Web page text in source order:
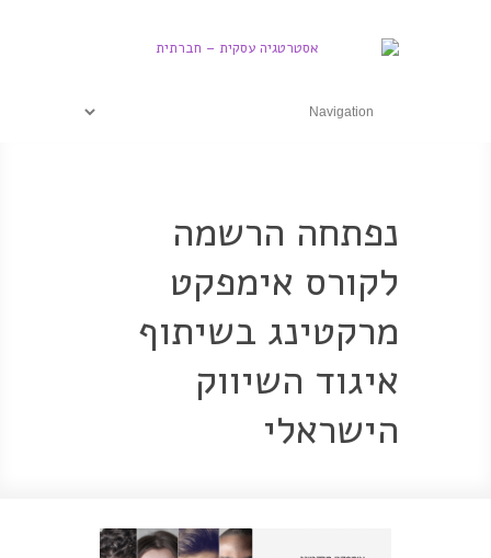
נפתחה הרשמה
לקורס אימפקט
מרקטינג בשיתוף
איגוד השיווק
הישראלי